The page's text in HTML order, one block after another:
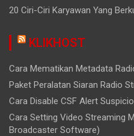
20 Ciri-Ciri Karyawan Yang
KLIKHOST
Cara Mematikan Metadata
Paket Peralatan Siaran Radio
Cara Disable CSF Alert
Cara Setting Video Streaming
Broadcaster Software)